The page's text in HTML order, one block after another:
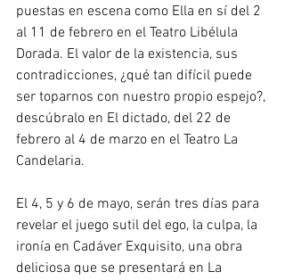
puestas en escena como Ella en sí del 2
al 11 de febrero en el Teatro Libélula
Dorada. El valor de la existencia, sus
contradicciones, ¿qué tan difícil puede
ser toparnos con nuestro propio espejo?,
descúbralo en El dictado, del 22 de
febrero al 4 de marzo en el Teatro La
Candelaria.
El 4, 5 y 6 de mayo, serán tres días para
revelar el juego sutil del ego, la culpa, la
ironía en Cadáver Exquisito, una obra
deliciosa que se presentará en La